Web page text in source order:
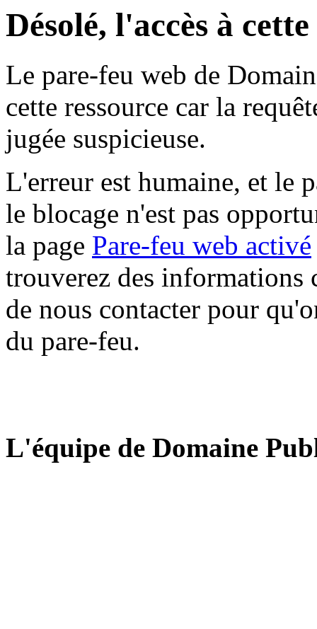
Désolé, l'accès à
Le pare-feu web de
cette ressource car la
jugée suspicieuse.
L'erreur est humaine, et le
le blocage n'est pas
la page Pare-feu web activé
trouverez des informations
de nous contacter pour
du pare-feu.
L'équipe de Domaine